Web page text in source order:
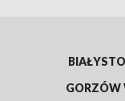
GORZÓW